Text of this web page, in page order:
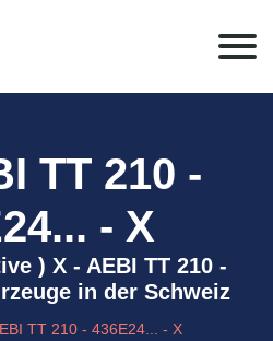
TT 210 -
- X
) X - AEBI TT 210 -
in der Schweiz
TT 210 - 436E24... - X